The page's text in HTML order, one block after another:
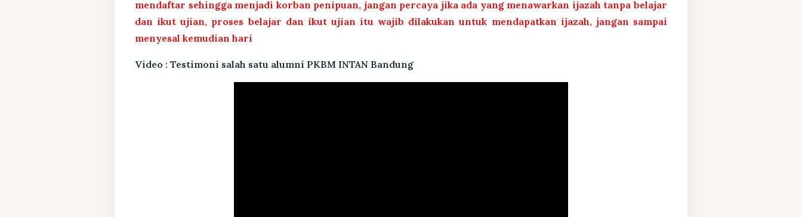
mendaftar sehingga menjadi korban penipuan, jangan percaya jika ada yang menawarkan ijazah tanpa belajar
dan ikut ujian, proses belajar dan ikut ujian itu wajib dilakukan untuk mendapatkan ijazah, jangan sampai
menyesal kemudian hari
Video : Testimoni salah satu alumni PKBM INTAN Bandung